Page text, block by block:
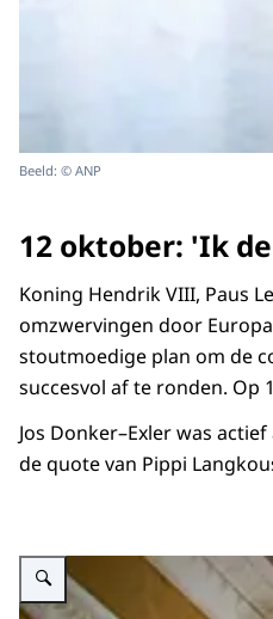
Beeld: © ANP
12 oktober: 'Ik
Koning Hendrik VIII, Paus
omzwervingen door
stoutmoedige plan om de
succesvol af te ronden. Op
Jos Donker–Exler was
de quote van Pippi
Vergroot afbeelding Mensen